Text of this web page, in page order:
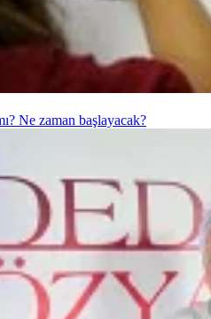
Ne zaman başlayacak?